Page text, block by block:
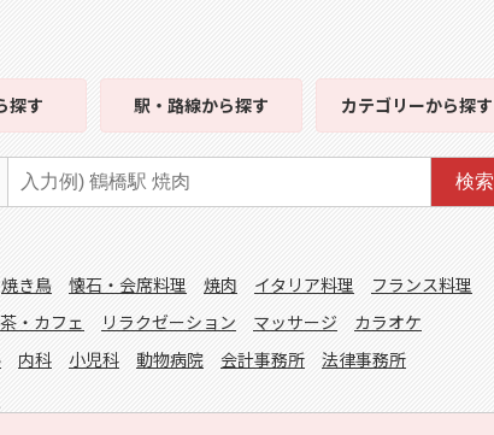
探す 駅・路線から探す カテゴリーから探す
検索
焼き鳥 懐石・会席料理 焼肉 イタリア料理
フランス料理
・カフェ リラクゼーション マッサージ
カラオケ
内科 小児科 動物病院 会計事務所 法律事務所